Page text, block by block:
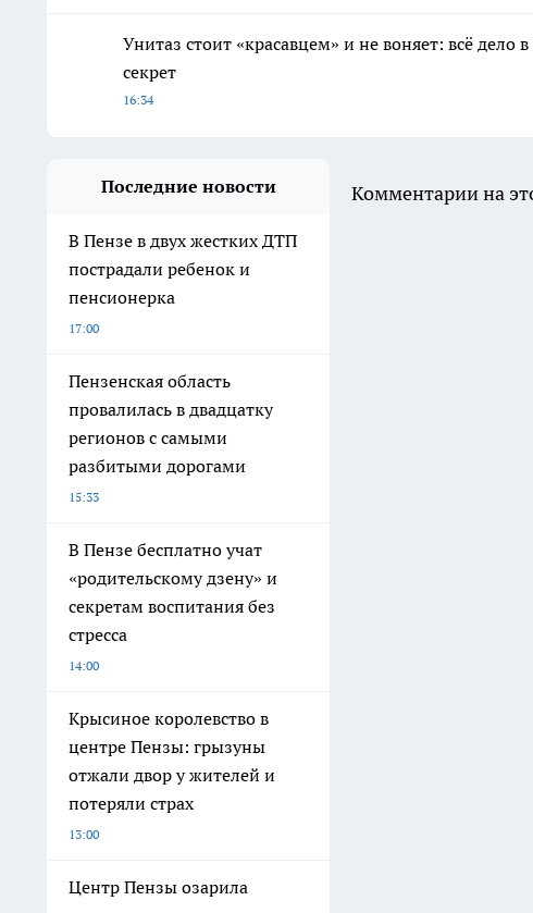
Унитаз стоит «красавцем» и не воняет: всё
секрет
16:34
Последние новости
В Пензе в двух жестких ДТП
пострадали ребенок и
пенсионерка
17:00
Пензенская область
провалилась в двадцатку
регионов с самыми
разбитыми дорогами
15:33
В Пензе бесплатно учат
«родительскому дзену» и
секретам воспитания без
стресса
14:00
Крысиное королевство в
центре Пензы: грызуны
отжали двор у жителей и
потеряли страх
13:00
Центр Пензы озарила
Комментарии на